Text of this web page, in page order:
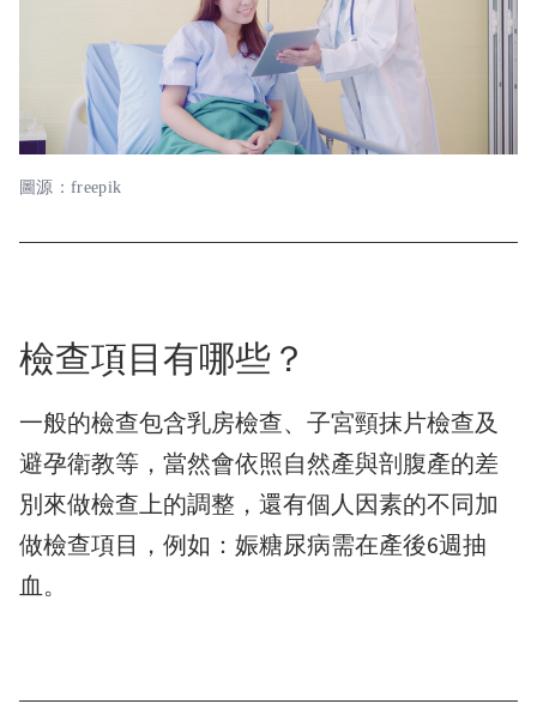
圖源：freepik
檢查項目有哪些？
一般的檢查包含乳房檢查、子宮頸抹片檢查及
避孕衛教等，當然會依照自然產與剖腹產的差
別來做檢查上的調整，還有個人因素的不同加
做檢查項目，例如：娠糖尿病需在產後6週抽
血。